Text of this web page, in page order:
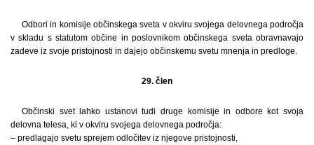
Odbori in komisije občinskega sveta v okviru svojega delovnega področja
v skladu s statutom občine in poslovnikom občinskega sveta obravnavajo
zadeve iz svoje pristojnosti in dajejo občinskemu svetu mnenja in predloge.
29. člen
Občinski svet lahko ustanovi tudi druge komisije in odbore kot svoja
delovna telesa, ki v okviru svojega delovnega področja:
– predlagajo svetu sprejem odločitev iz njegove pristojnosti,